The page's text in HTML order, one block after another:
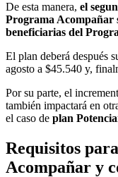
De esta manera, el
Programa Acompañar
beneficiarias del
El plan deberá después
agosto a $45.540 y,
Por su parte, el
también impactará en
el caso de plan
Requisitos
Acompañar y